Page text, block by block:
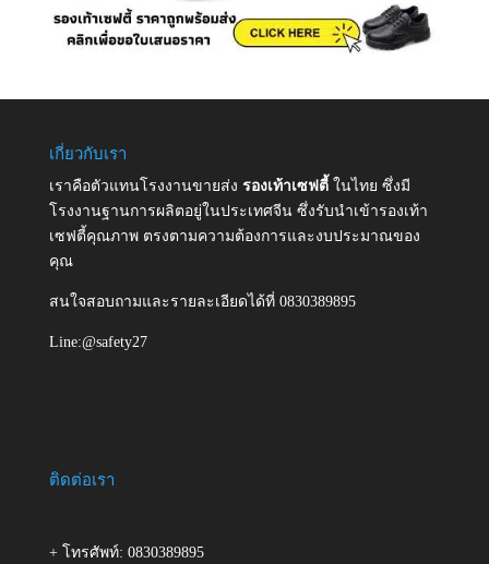
เกี่ยวกับเรา
เราคือตัวแทนโรงงานขายส่ง รองเท้าเซฟตี้ ในไทย ซึ่งมี
โรงงานฐานการผลิตอยู่ในประเทศจีน ซึ่งรับนำเข้ารองเท้า
เซฟตี้คุณภาพ ตรงตามความต้องการและงบประมาณของ
คุณ
สนใจสอบถามและรายละเอียดได้ที่ 0830389895
Line:@safety27
ติดต่อเรา
+ โทรศัพท์: 0830389895